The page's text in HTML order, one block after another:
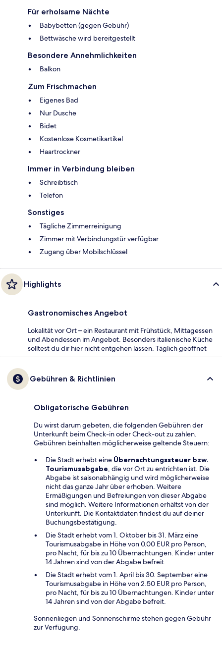
Für erholsame Nächte
Babybetten (gegen Gebühr)
Bettwäsche wird bereitgestellt
Besondere Annehmlichkeiten
Balkon
Zum Frischmachen
Eigenes Bad
Nur Dusche
Bidet
Kostenlose Kosmetikartikel
Haartrockner
Immer in Verbindung bleiben
Schreibtisch
Telefon
Sonstiges
Tägliche Zimmerreinigung
Zimmer mit Verbindungstür verfügbar
Zugang über Mobilschlüssel
Highlights
Gastronomisches Angebot
Lokalität vor Ort – ein Restaurant mit Frühstück, Mittagessen
und Abendessen im Angebot. Besonders italienische Küche
solltest du dir hier nicht entgehen lassen. Täglich geöffnet
Gebühren & Richtlinien
Obligatorische Gebühren
Du wirst darum gebeten, die folgenden Gebühren der
Unterkunft beim Check-in oder Check-out zu zahlen.
Gebühren beinhalten möglicherweise geltende Steuern:
Die Stadt erhebt eine Übernachtungssteuer bzw.
Tourismusabgabe, die vor Ort zu entrichten ist. Die
Abgabe ist saisonabhängig und wird möglicherweise
nicht das ganze Jahr über erhoben. Weitere
Ermäßigungen und Befreiungen von dieser Abgabe
sind möglich. Weitere Informationen erhältst von der
Unterkunft. Die Kontaktdaten findest du auf deiner
Buchungsbestätigung.
Die Stadt erhebt vom 1. Oktober bis 31. März eine
Tourismusabgabe in Höhe von 0.00 EUR pro Person,
pro Nacht, für bis zu 10 Übernachtungen. Kinder unter
14 Jahren sind von der Abgabe befreit.
Die Stadt erhebt vom 1. April bis 30. September eine
Tourismusabgabe in Höhe von 2.50 EUR pro Person,
pro Nacht, für bis zu 10 Übernachtungen. Kinder unter
14 Jahren sind von der Abgabe befreit.
Sonnenliegen und Sonnenschirme stehen gegen Gebühr
zur Verfügung.